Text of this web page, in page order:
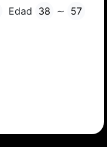
Edad 38 ∼ 57